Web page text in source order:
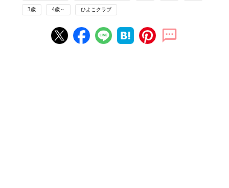
3歳 4歳～ ひよこクラブ